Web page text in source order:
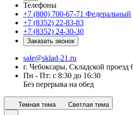
Телефоны
+7 (800) 700-67-71 Федеральный
+7 (8352) 22-83-83
+7 (8352) 24-30-30
Заказать звонок
sale@sklad-21.ru
г. Чебоксары, Складской проезд
Пн - Пт: с 8:30 до 16:30
Без перерыва на обед
Темная тема Светлая тема